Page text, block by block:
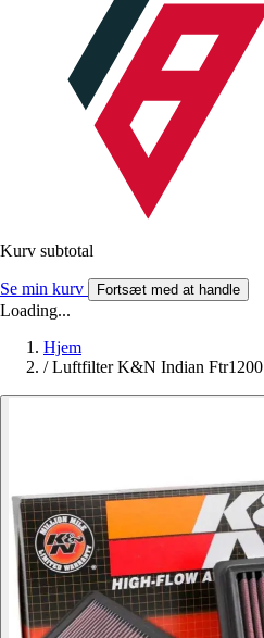
Kurv subtotal
Se min kurv Fortsæt med at handle
Loading...
Hjem
/ Luftfilter K&N Indian Ftr1200